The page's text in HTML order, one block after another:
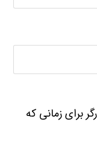
برای زمانی که